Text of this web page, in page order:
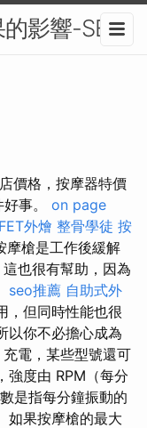
影響-SEO
價格，按摩器特價
事。 on page
外燴 整骨學徒 按
摩槍是工作後緩解
這也很有幫助，因為
seo推薦 自助式外
，但同時性能也很
以你不必擔心成為
電，某些型號還可
強度由 RPM（每分
是指每分鐘振動的
如果按摩槍的最大